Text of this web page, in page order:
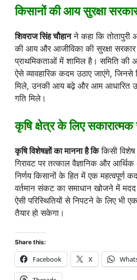
किसानों की आय सुरक्षा
शिवराज सिंह चौहानने कहा कि तोतापुरी
की आय और आजीविका की सुरक्षा सरकार
प्राथमिकताओं में शामिल है। समिति
ऐसे व्यावहारिक कदम उठाए जाएंगे, जिनसे
मिले, उनकी आय बढ़े और आम आधारित
गति मिले।
कृषि क्षेत्र के लिए
कृषि विशेषज्ञों का मानना है किकिसी
गिरावट पर तत्काल वैज्ञानिक और
निर्णय किसानों के हित में एक
वर्तमान संकट का समाधान खोजने में मदद
ऐसी परिस्थितियों से निपटने के लिए भी
तैयार हो सकेगा।
Share this:
Facebook X